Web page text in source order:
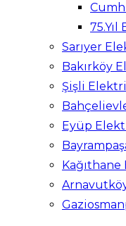
Sarıyer
Bakırköy
Şişli
Eyüp